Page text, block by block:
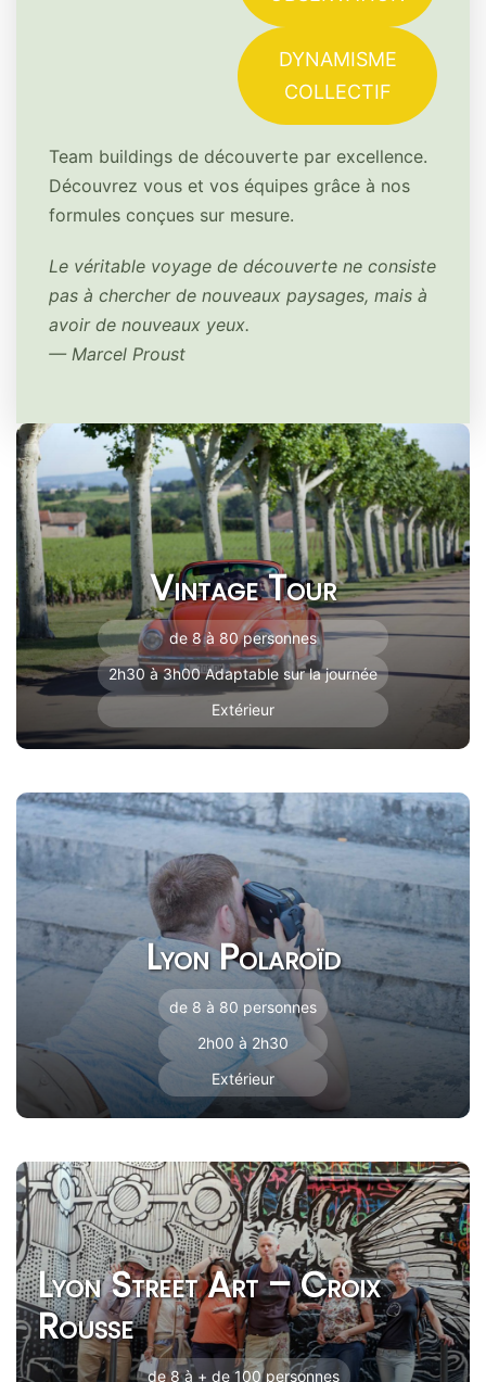
DYNAMISME
COLLECTIF
Team buildings de découverte par excellence.
Découvrez vous et vos équipes grâce à nos
formules conçues sur mesure.
Le véritable voyage de découverte ne consiste
pas à chercher de nouveaux paysages, mais à
avoir de nouveaux yeux.
— Marcel Proust
Vintage Tour
de 8 à 80 personnes
2h30 à 3h00 Adaptable sur la journée
Extérieur
Lyon Polaroïd
de 8 à 80 personnes
2h00 à 2h30
Extérieur
Lyon Street Art – Croix
Rousse
de 8 à + de 100 personnes